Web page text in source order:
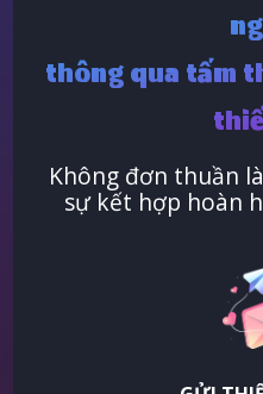
thông qua tấm
Không đơn thuần
sự kết hợp hoàn